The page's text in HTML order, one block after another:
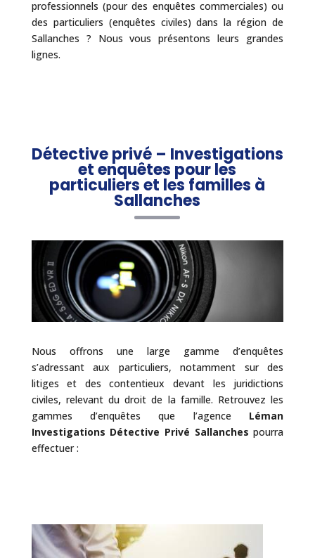
professionnels (pour des enquêtes commerciales) ou
des particuliers (enquêtes civiles) dans la région de
Sallanches ? Nous vous présentons leurs grandes
lignes.
Détective privé – Investigations
et enquêtes pour les
particuliers et les familles à
Sallanches
Nous offrons une large gamme d’enquêtes
s’adressant aux particuliers, notamment sur des
litiges et des contentieux devant les juridictions
civiles, relevant du droit de la famille. Retrouvez les
gammes d’enquêtes que l’agence Léman
Investigations Détective Privé Sallanches pourra
effectuer :